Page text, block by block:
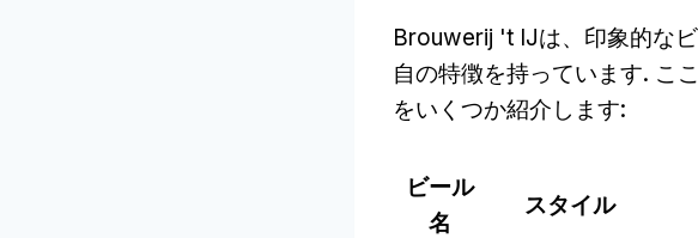
Brouwerij 't IJは、印象的な
自の特徴を持っています. こ
をいくつか紹介します:
ビール
名
スタイル